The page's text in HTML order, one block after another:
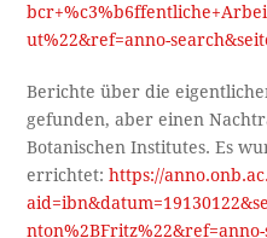
ut%22&ref=anno-
Berichte über die
gefunden, aber einen
Botanischen Institutes. Es
errichtet:https://